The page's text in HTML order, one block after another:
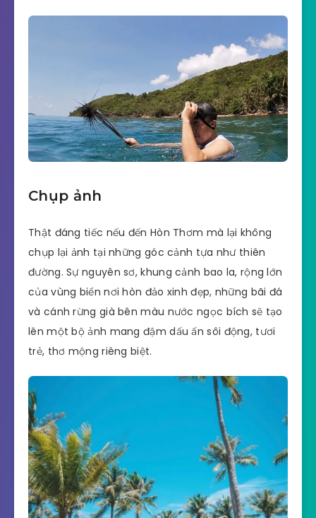
Chụp ảnh
Thật đáng tiếc nếu đến Hòn Thơm mà lại không
chụp lại ảnh tại những góc cảnh tựa như thiên
đường. Sự nguyên sơ, khung cảnh bao la, rộng lớn
của vùng biển nơi hòn đảo xinh đẹp, những bãi đá
và cánh rừng già bên màu nước ngọc bích sẽ tạo
lên một bộ ảnh mang đậm dấu ấn sôi động, tươi
trẻ, thơ mộng riêng biệt.